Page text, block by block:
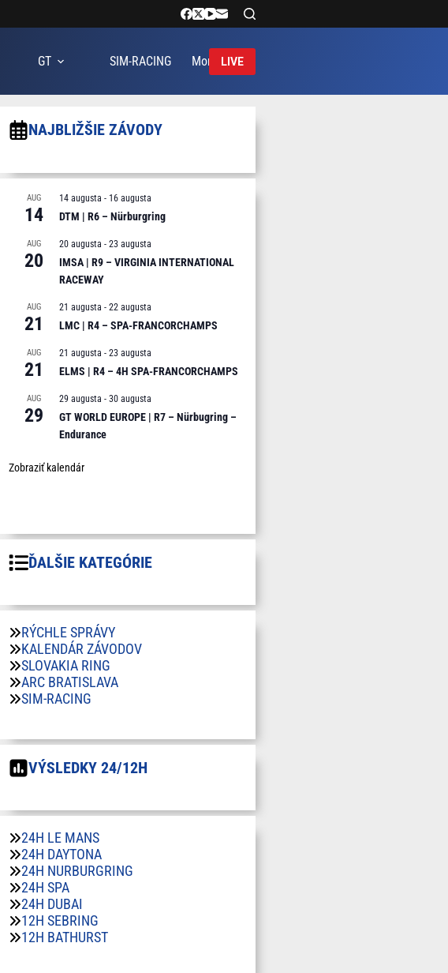
GT SIM-RACING More LIVE
NAJBLIŽŠIE ZÁVODY
AUG
14
14 augusta - 16 augusta
DTM | R6 – Nürburgring
AUG
20
20 augusta - 23 augusta
IMSA | R9 – VIRGINIA INTERNATIONAL
RACEWAY
AUG
21
21 augusta - 22 augusta
LMC | R4 – SPA-FRANCORCHAMPS
AUG
21
21 augusta - 23 augusta
ELMS | R4 – 4H SPA-FRANCORCHAMPS
AUG
29
29 augusta - 30 augusta
GT WORLD EUROPE | R7 – Nürbugring –
Endurance
Zobraziť kalendár
ĎALŠIE KATEGÓRIE
RÝCHLE SPRÁVY
KALENDÁR ZÁVODOV
SLOVAKIA RING
ARC BRATISLAVA
SIM-RACING
VÝSLEDKY 24/12H
24H LE MANS
24H DAYTONA
24H NURBURGRING
24H SPA
24H DUBAI
12H SEBRING
12H BATHURST